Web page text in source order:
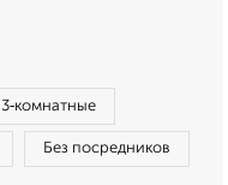
3‑комнатные
Без посредников